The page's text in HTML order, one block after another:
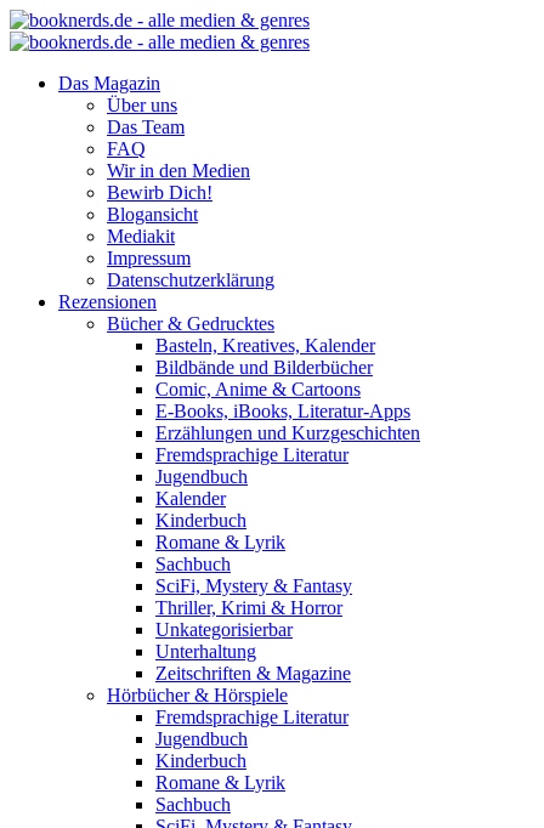
Das Magazin
Über uns
Das Team
FAQ
Wir in den Medien
Bewirb Dich!
Blogansicht
Mediakit
Impressum
Datenschutzerklärung
Rezensionen
Bücher & Gedrucktes
Basteln, Kreatives, Kalender
Bildbände und Bilderbücher
Comic, Anime & Cartoons
E-Books, iBooks, Literatur-Apps
Erzählungen und Kurzgeschichten
Fremdsprachige Literatur
Jugendbuch
Kalender
Kinderbuch
Romane & Lyrik
Sachbuch
SciFi, Mystery & Fantasy
Thriller, Krimi & Horror
Unkategorisierbar
Unterhaltung
Zeitschriften & Magazine
Hörbücher & Hörspiele
Fremdsprachige Literatur
Jugendbuch
Kinderbuch
Romane & Lyrik
Sachbuch